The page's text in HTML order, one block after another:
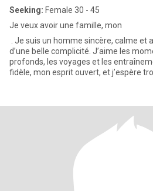
Seeking: Female 30 - 45
Je veux avoir une famille, mon
. Je suis un homme sincère, calme et
d’une belle complicité. J’aime les
profonds, les voyages et les
fidèle, mon esprit ouvert, et j’espère